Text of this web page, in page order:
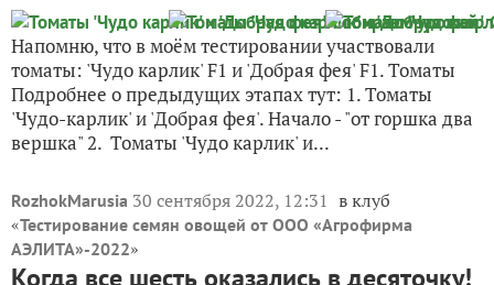
Напомню, что в моём тестировании участвовали
томаты: 'Чудо карлик' F1 и 'Добрая фея' F1. Томаты
Подробнее о предыдущих этапах тут: 1. Томаты
'Чудо-карлик' и 'Добрая фея'. Начало - "от горшка два
вершка" 2. Томаты 'Чудо карлик' и...
RozhokMarusia 30 сентября 2022, 12:31 в клуб
«Тестирование семян овощей от ООО «Агрофирма
АЭЛИТА»-2022»
Когда все шесть оказались в десяточку!